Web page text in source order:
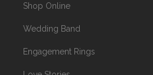
Shop Online
Wedding Band
Engagement Rings